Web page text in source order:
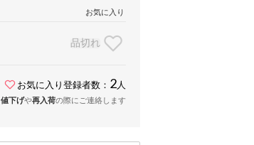
お気に入り
品切れ
お気に入り登録者数： 2 人
値下げや再入荷の際にご連絡します